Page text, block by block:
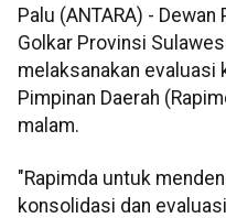
Palu (ANTARA) -
Golkar Provinsi
melaksanakan evaluasi
Pimpinan Daerah
malam.
"Rapimda untuk
konsolidasi dan